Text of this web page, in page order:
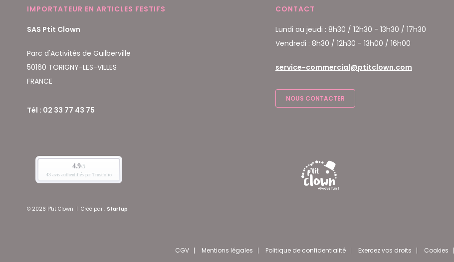
IMPORTATEUR EN ARTICLES FESTIFS
SAS Ptit Clown
Parc d'Activités de Guilberville
50160 TORIGNY-LES-VILLES
FRANCE
Tél : 02 33 77 43 75
CONTACT
Lundi au jeudi : 8h30 / 12h30 - 13h30 / 17h30
Vendredi : 8h30 / 12h30 - 13h00 / 16h00
service-commercial@ptitclown.com
NOUS CONTACTER
© 2026 P'tit Clown | Créé par : Startup
CGV Mentions légales Politique de confidentialité Exercez vos droits Cookies